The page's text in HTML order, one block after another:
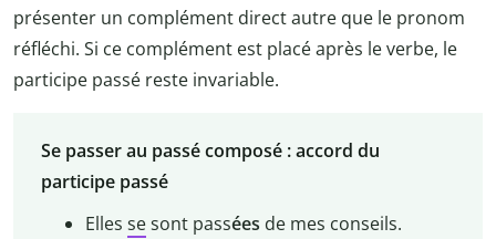
présenter un complément direct autre que le pronom
réfléchi. Si ce complément est placé après le verbe, le
participe passé reste invariable.
Se passer au passé composé : accord du
participe passé
Elles sesont passées de mes conseils.